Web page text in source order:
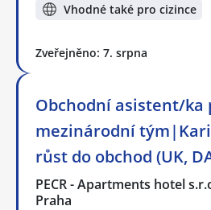
Vhodné také pro cizince
Zveřejněno: 7. srpna
Obchodní asistent/ka
mezinárodní
růst do obchod (UK,
PECR - Apartments hotel
Praha